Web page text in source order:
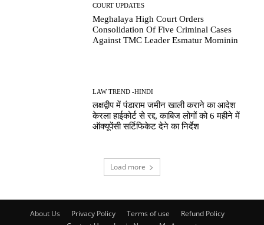
COURT UPDATES
Meghalaya High Court Orders
Consolidation Of Five Criminal Cases
Against TMC Leader Esmatur Mominin
LAW TREND -HINDI
लक्षद्वीप में पंडाराम जमीन खाली कराने का आदेश
केरला हाईकोर्ट से रद्द, काबिज लोगों को 6 महीने में
ऑक्यूपेंसी सर्टिफिकेट देने का निर्देश
Load more
About Us Privacy Policy Terms of use
Refund Policy